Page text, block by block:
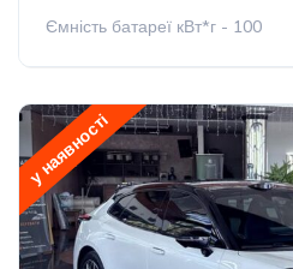
Ємність батареї кВт*г - 100
у наявності